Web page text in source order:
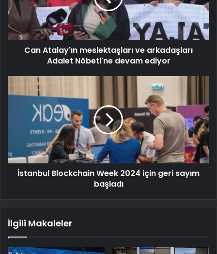
Can Atalay'ın meslektaşları ve arkadaşları
Adalet Nöbeti'ne devam ediyor
İstanbul Blockchain Week 2024 için geri sayım
başladı
İlgili Makaleler